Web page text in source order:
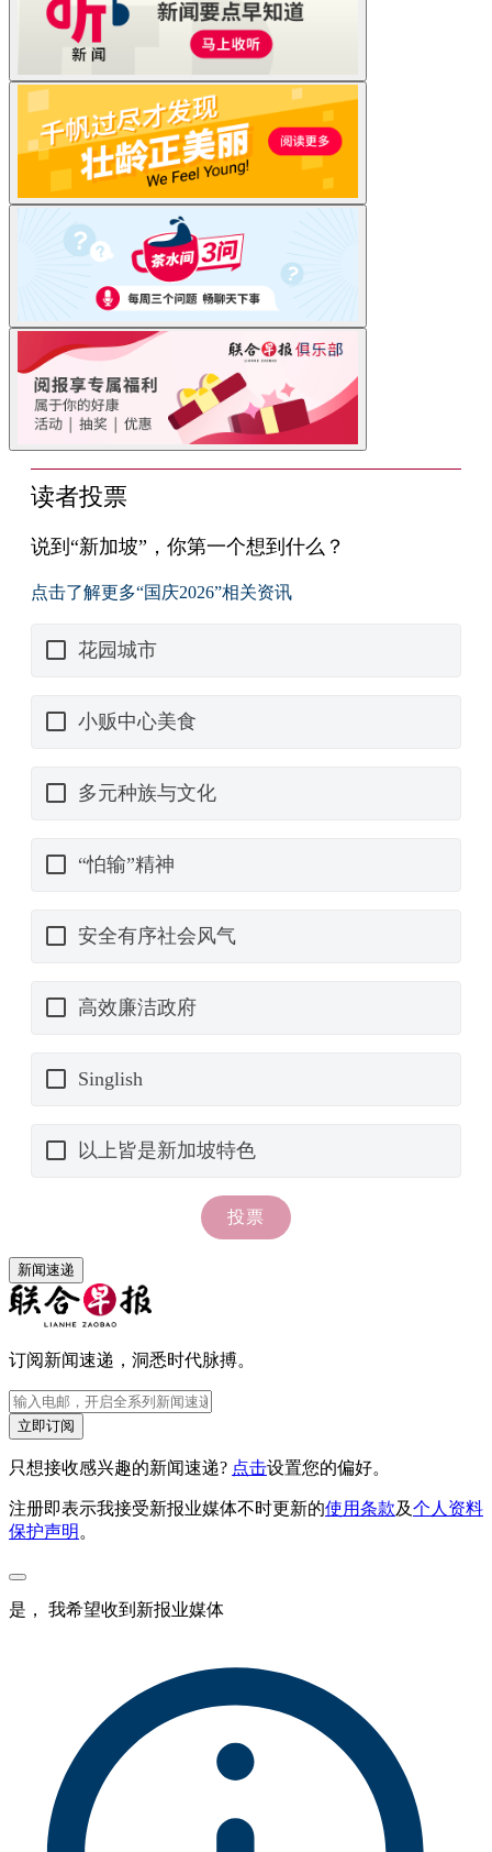
新闻速递
订阅新闻速递，洞悉时代脉搏。
立即订阅
只想接收感兴趣的新闻速递? 点击设置您的偏好。
注册即表示我接受新报业媒体不时更新的使用条款及个人资料
保护声明 。
是， 我希望收到新报业媒体